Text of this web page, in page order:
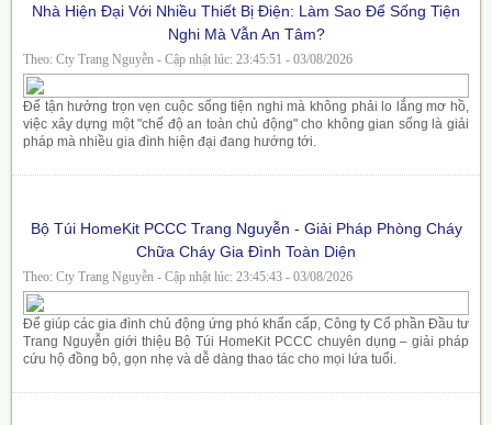
Nhà Hiện Đại Với Nhiều Thiết Bị Điện: Làm Sao Để Sống Tiện
Nghi Mà Vẫn An Tâm?
Theo: Cty Trang Nguyễn - Cập nhật lúc: 23:45:51 - 03/08/2026
Để tận hưởng trọn vẹn cuộc sống tiện nghi mà không phải lo lắng mơ hồ,
việc xây dựng một "chế độ an toàn chủ động" cho không gian sống là giải
pháp mà nhiều gia đình hiện đại đang hướng tới.
Bộ Túi HomeKit PCCC Trang Nguyễn - Giải Pháp Phòng Cháy
Chữa Cháy Gia Đình Toàn Diện
Theo: Cty Trang Nguyễn - Cập nhật lúc: 23:45:43 - 03/08/2026
Để giúp các gia đình chủ động ứng phó khẩn cấp, Công ty Cổ phần Đầu tư
Trang Nguyễn giới thiệu Bộ Túi HomeKit PCCC chuyên dụng – giải pháp
cứu hộ đồng bộ, gọn nhẹ và dễ dàng thao tác cho mọi lứa tuổi.